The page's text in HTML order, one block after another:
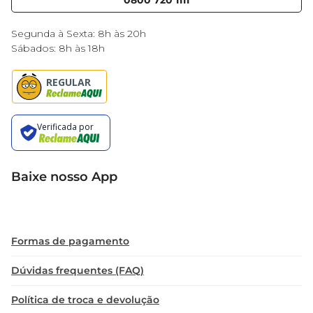
Segunda à Sexta: 8h às 20h
Sábados: 8h às 18h
Baixe nosso App
Formas de pagamento
Dúvidas frequentes (FAQ)
Política de troca e devolução